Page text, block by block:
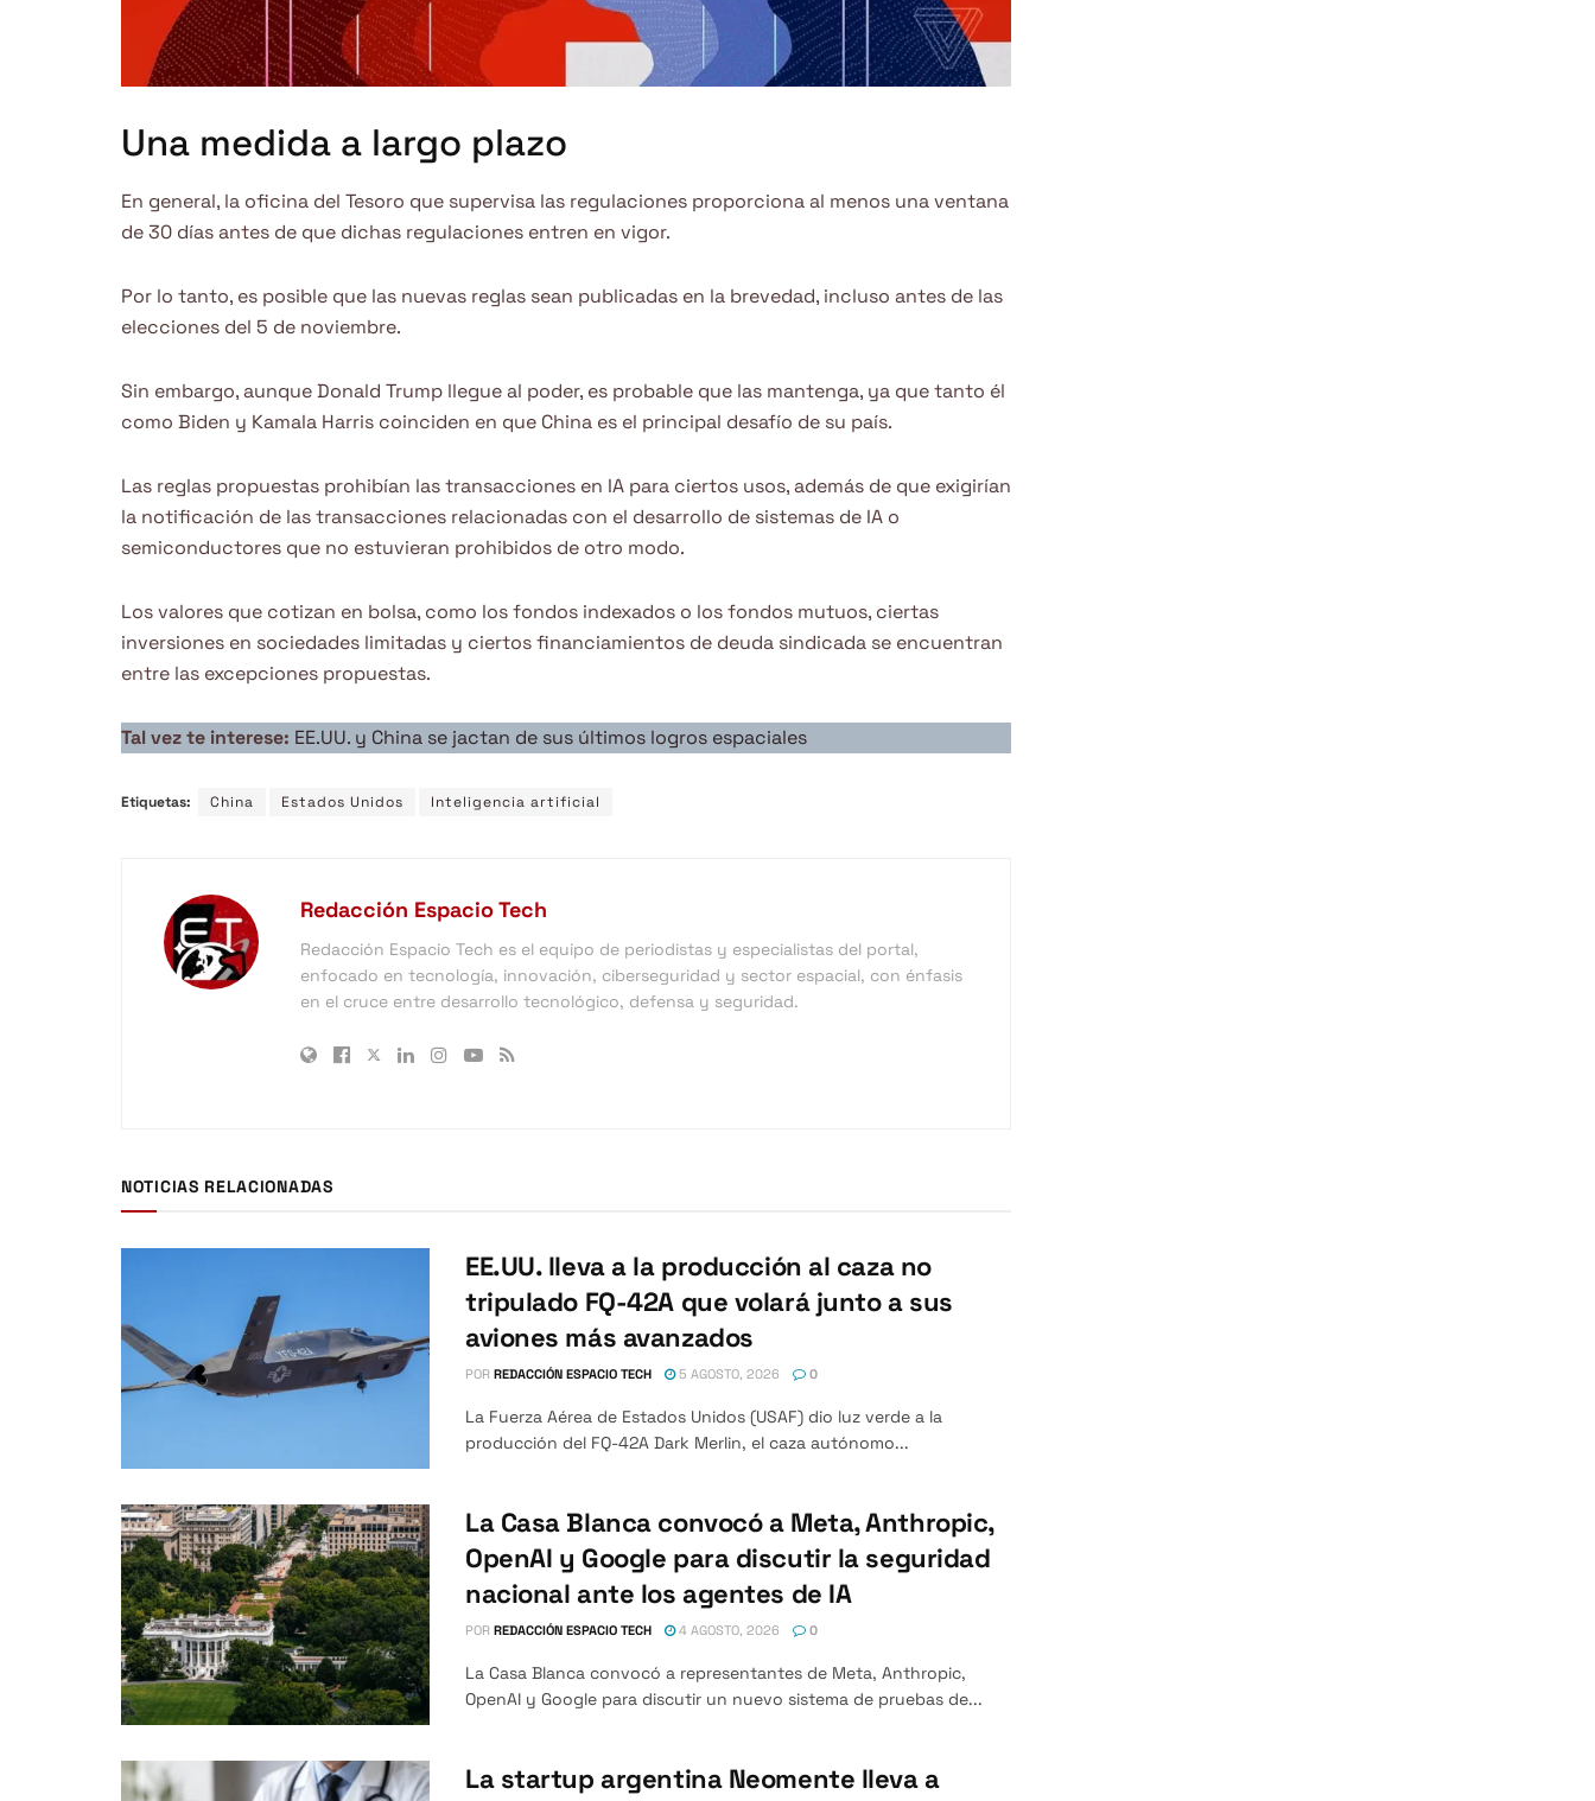
Una medida a largo plazo
En general, la oficina del Tesoro que supervisa las regulaciones proporciona al menos una ventana
de 30 días antes de que dichas regulaciones entren en vigor.
Por lo tanto, es posible que las nuevas reglas sean publicadas en la brevedad, incluso antes de las
elecciones del 5 de noviembre.
Sin embargo, aunque Donald Trump llegue al poder, es probable que las mantenga, ya que tanto él
como Biden y Kamala Harris coinciden en que China es el principal desafío de su país.
Las reglas propuestas prohibían las transacciones en IA para ciertos usos, además de que exigirían
la notificación de las transacciones relacionadas con el desarrollo de sistemas de IA o
semiconductores que no estuvieran prohibidos de otro modo.
Los valores que cotizan en bolsa, como los fondos indexados o los fondos mutuos, ciertas
inversiones en sociedades limitadas y ciertos financiamientos de deuda sindicada se encuentran
entre las excepciones propuestas.
Tal vez te interese: EE.UU. y China se jactan de sus últimos logros espaciales
Etiquetas: China Estados Unidos Inteligencia artificial
Redacción Espacio Tech
Redacción Espacio Tech es el equipo de periodistas y especialistas del portal,
enfocado en tecnología, innovación, ciberseguridad y sector espacial, con énfasis
en el cruce entre desarrollo tecnológico, defensa y seguridad.
NOTICIAS RELACIONADAS
EE.UU. lleva a la producción al caza no
tripulado FQ-42A que volará junto a sus
aviones más avanzados
POR REDACCIÓN ESPACIO TECH 5 AGOSTO, 2026 0
La Fuerza Aérea de Estados Unidos (USAF) dio luz verde a la
producción del FQ-42A Dark Merlin, el caza autónomo...
La Casa Blanca convocó a Meta, Anthropic,
OpenAI y Google para discutir la seguridad
nacional ante los agentes de IA
POR REDACCIÓN ESPACIO TECH 4 AGOSTO, 2026 0
La Casa Blanca convocó a representantes de Meta, Anthropic,
OpenAI y Google para discutir un nuevo sistema de pruebas de...
La startup argentina Neomente lleva a